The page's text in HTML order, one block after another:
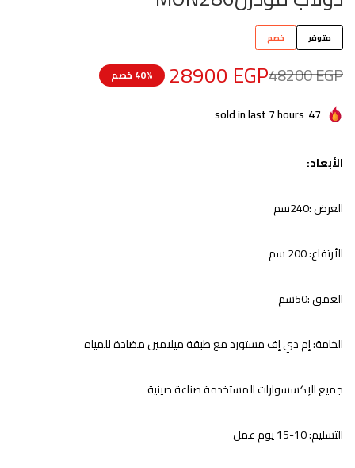
متوفر خصم
48200EGP
28900 EGP 40% خصم
47
sold in last 7 hours
الأبعاد:
العرض :240سم
الأرتفاع: 200 سم
العمق :50 سم
الخامة:إم دي إف مستورد مع طبقة ميلامين مضادة للمياه
جميع الإكسسوارات المستخدمة صناعة صينية
التسليم: 10-15 يوم عمل